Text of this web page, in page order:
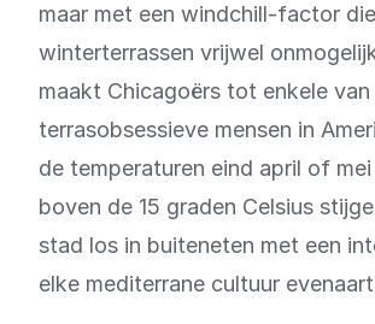
maar met een windchill-factor die
winterterrassen vrijwel
maakt Chicagoërs tot enkele
terrasobsessieve mensen in
de temperaturen eind april of
boven de 15 graden Celsius
stad los in buiteneten met een
elke mediterrane cultuur